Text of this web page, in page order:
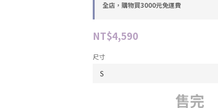
全店，購物買3000元免運費
NT$4,590
尺寸
售完